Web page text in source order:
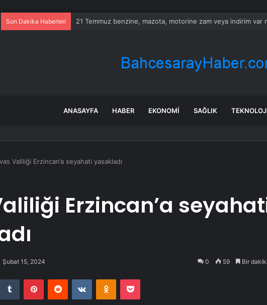
Son Dakika Haberleri Baltık kuru yük navlun endeksi iki ayın zirvesinde
ANASAYFA HABER EKONOMI SAĞLIK
Valiliği Erzincan’a seyahati yasakladı
Erzincan’a
Şubat 15, 2024 0 59 Bir
Tumblr PinterestReddit VKontakteOdnoklassniki
Pocket